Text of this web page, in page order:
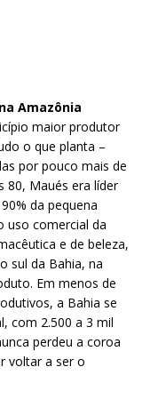
Amazônia
maior produtor
o que planta –
por pouco mais de
80, Maués era líder
da pequena
uso comercial da
e de beleza,
sul da Bahia, na
Em menos de
a Bahia se
com 2.500 a 3 mil
perdeu a coroa
voltar a ser o